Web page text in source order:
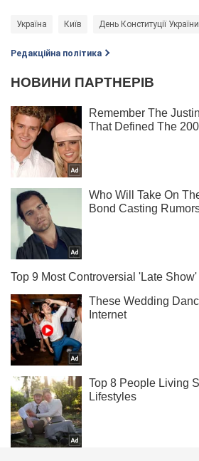
Україна Київ День Конституції України
Редакційна політика